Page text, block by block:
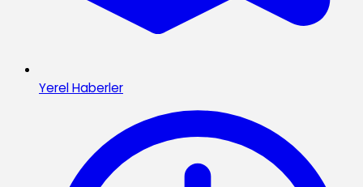
Yerel Haberler